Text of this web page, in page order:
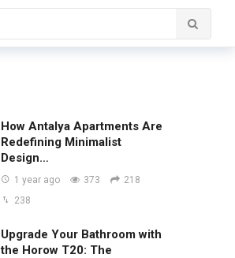
How Antalya Apartments Are
Redefining Minimalist
Design…
1 year ago 373
218
238
Upgrade Your Bathroom with
the Horow T20: The